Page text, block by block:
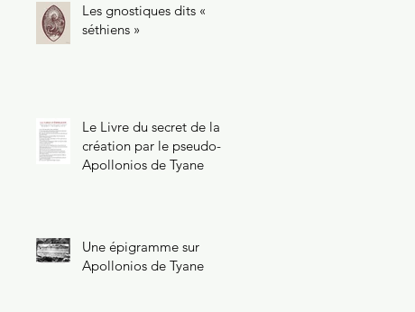
Les gnostiques dits «
séthiens »
Le Livre du secret de la
création par le pseudo-
Apollonios de Tyane
Une épigramme sur
Apollonios de Tyane